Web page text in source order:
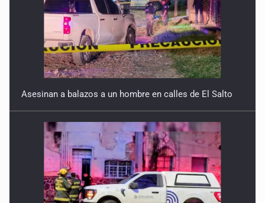
Asesinan a balazos a un hombre en calles de El Salto